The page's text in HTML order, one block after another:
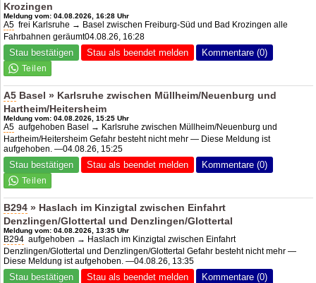
Krozingen
Meldung vom: 04.08.2026, 16:28 Uhr
A5 frei Karlsruhe → Basel zwischen Freiburg-Süd und Bad Krozingen alle
Fahrbahnen geräumt04.08.26, 16:28
Stau bestätigen Stau als beendet melden Kommentare (0)
A5 Basel » Karlsruhe zwischen Müllheim/Neuenburg und
Hartheim/Heitersheim
Meldung vom: 04.08.2026, 15:25 Uhr
A5 aufgehoben Basel → Karlsruhe zwischen Müllheim/Neuenburg und
Hartheim/Heitersheim Gefahr besteht nicht mehr — Diese Meldung ist
aufgehoben. —04.08.26, 15:25
Stau bestätigen Stau als beendet melden Kommentare (0)
B294 » Haslach im Kinzigtal zwischen Einfahrt
Denzlingen/Glottertal und Denzlingen/Glottertal
Meldung vom: 04.08.2026, 13:35 Uhr
B294 aufgehoben → Haslach im Kinzigtal zwischen Einfahrt
Denzlingen/Glottertal und Denzlingen/Glottertal Gefahr besteht nicht mehr —
Diese Meldung ist aufgehoben. —04.08.26, 13:35
Stau bestätigen Stau als beendet melden Kommentare (0)